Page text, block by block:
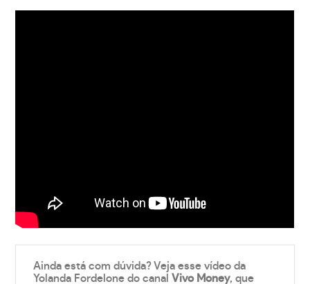
Ainda está com dúvida? Veja esse vídeo da
Yolanda Fordelone do canalVivo Money, que